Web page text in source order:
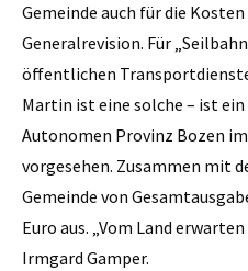
Gemeinde auch für die
Generalrevision. Für
öffentlichen
Martin ist eine solche – ist
Autonomen Provinz Bozen
vorgesehen. Zusammen mit
Gemeinde von
Euro aus. „Vom Land
Irmgard Gamper.